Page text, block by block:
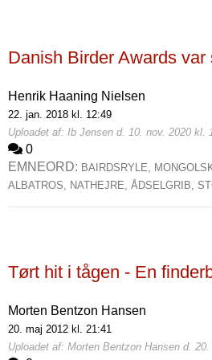
Danish Birder Awards var
Henrik Haaning Nielsen
22. jan. 2018 kl. 12:49
Uploadet af: Ib Jensen d. 10. nov. 2020 kl.
0
EMNEORD: BAIRDSRYLE,
ALBATROS, NATHEJRE,ÅDSELGRIB,
Tørt hit i tågen - En
Morten Bentzon Hansen
20. maj 2012 kl. 21:41
Uploadet af: Morten Bentzon Hansen d.